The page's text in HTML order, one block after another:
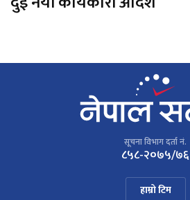
सूचना विभाग दर्ता नं.
८५८-२०७५/७६
हाम्रो टिम